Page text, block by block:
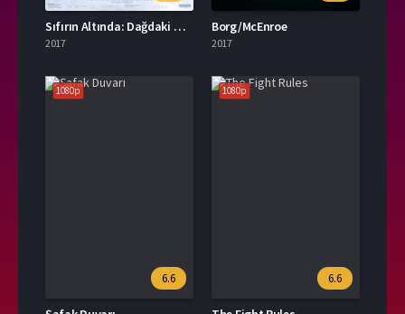
Sıfırın Altında: Dağdaki Mucize
2017
Borg/McEnroe
2017
1080p
6.6
1080p
6.6